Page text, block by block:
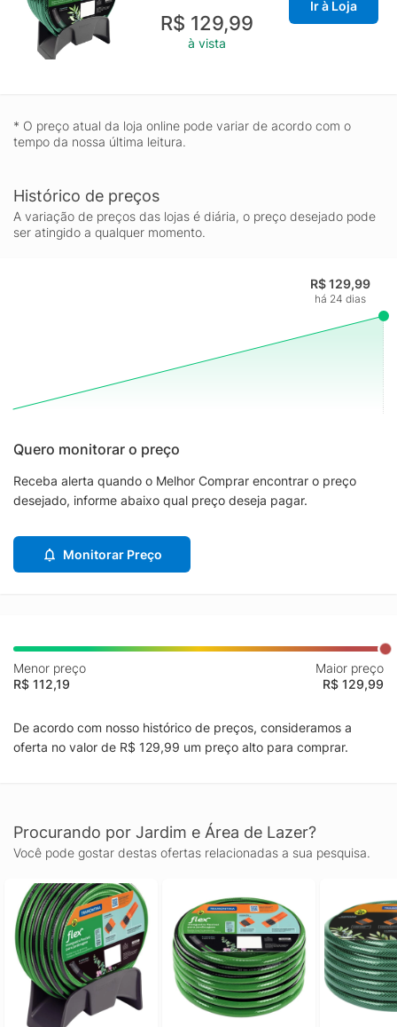
para mangueira e 01 adaptador com engate rosqueado; - Para
maior resistência possui 3 camadas distintas: interna em PVC,
intermediária em fio de poliéster trançado e externa em PVC.
R$ 129,99
à vista
Ir à Loja
* O preço atual da loja online pode variar de acordo com o
tempo da nossa última leitura.
Histórico de preços
A variação de preços das lojas é diária, o preço desejado pode
ser atingido a qualquer momento.
R$ 129,99
há 24 dias
Quero monitorar o preço
Receba alerta quando o Melhor Comprar encontrar o preço
desejado, informe abaixo qual preço deseja pagar.
Monitorar Preço
Menor preço
R$ 112,19
Maior preço
R$ 129,99
De acordo com nosso histórico de preços, consideramos a
oferta no valor de R$ 129,99 um preço alto para comprar.
Procurando por Jardim e Área de Lazer?
Você pode gostar destas ofertas relacionadas a sua pesquisa.